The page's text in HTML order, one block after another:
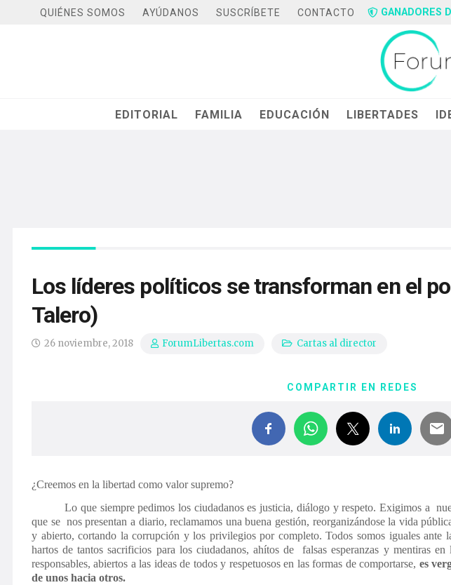
QUIÉNES SOMOS AYÚDANOS SUSCRÍBETE CONTACTO GANADORES
EDITORIAL FAMILIA EDUCACIÓN LIBERTADES
Los líderes políticos se transforman en el
Talero)
26 noviembre, 2018 ForumLibertas.com Cartas al director
COMPARTIR EN REDES
¿Creemos en la libertad como valor supremo?
Lo que siempre pedimos los ciudadanos es justicia, diálogo y respeto. Exigimos a
que se nos presentan a diario, reclamamos una buena gestión, reorganizándose la vida
y abierto, cortando la corrupción y los privilegios por completo. Todos somos iguales ante
hartos de tantos sacrificios para los ciudadanos, ahítos de falsas esperanzas y mentiras en
responsables, abiertos a las ideas de todos y respetuosos en las formas de comportarse, es
de unos hacia otros.